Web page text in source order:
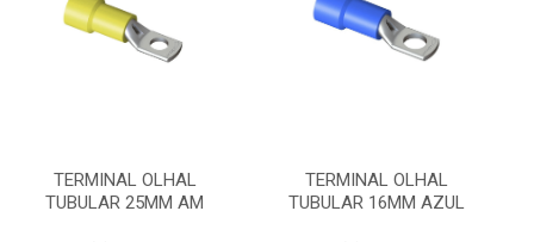
TERMINAL OLHAL
TUBULAR 25MM AM
TERMINAL OLHAL
TUBULAR 16MM AZUL